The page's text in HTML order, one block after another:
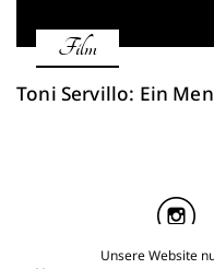
Film
Toni Servillo: Ein
Unsere Website